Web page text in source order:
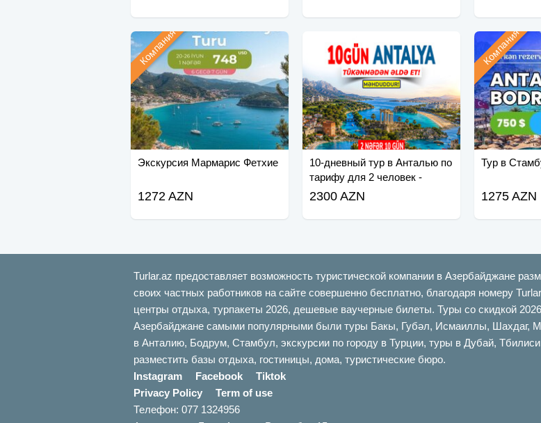
Экскурсия Мармарис Фетхие
Компания
1272 AZN
10-дневный тур в Анталью по
тарифу для 2 человек -
Спешите!
2300 AZN
Тур в
Компания
1275 AZN
Turlar.az предоставляет возможность туристической компании в Азербайджане
своих частных работников на сайте совершенно бесплатно, благодаря номеру
центры отдыха, турпакеты 2026, дешевые ваучерные билеты. Туры со скидкой
Азербайджане самыми популярными были туры Бакы, Губəл, Исмаиллы, Шахдаг,
в Анталию, Бодрум, Стамбул, экскурсии по городу в Турции, туры в Дубай,
разместить базы отдыха, гостиницы, дома, туристические бюро.
Instagram
Facebook
Tiktok
Privacy Policy
Term of use
Телефон: 077 1324956